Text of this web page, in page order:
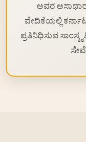
ಅವರ
ವೇದಿಕೆಯಲ್ಲಿ
ಪ್ರತಿನಿಧಿಸುವ